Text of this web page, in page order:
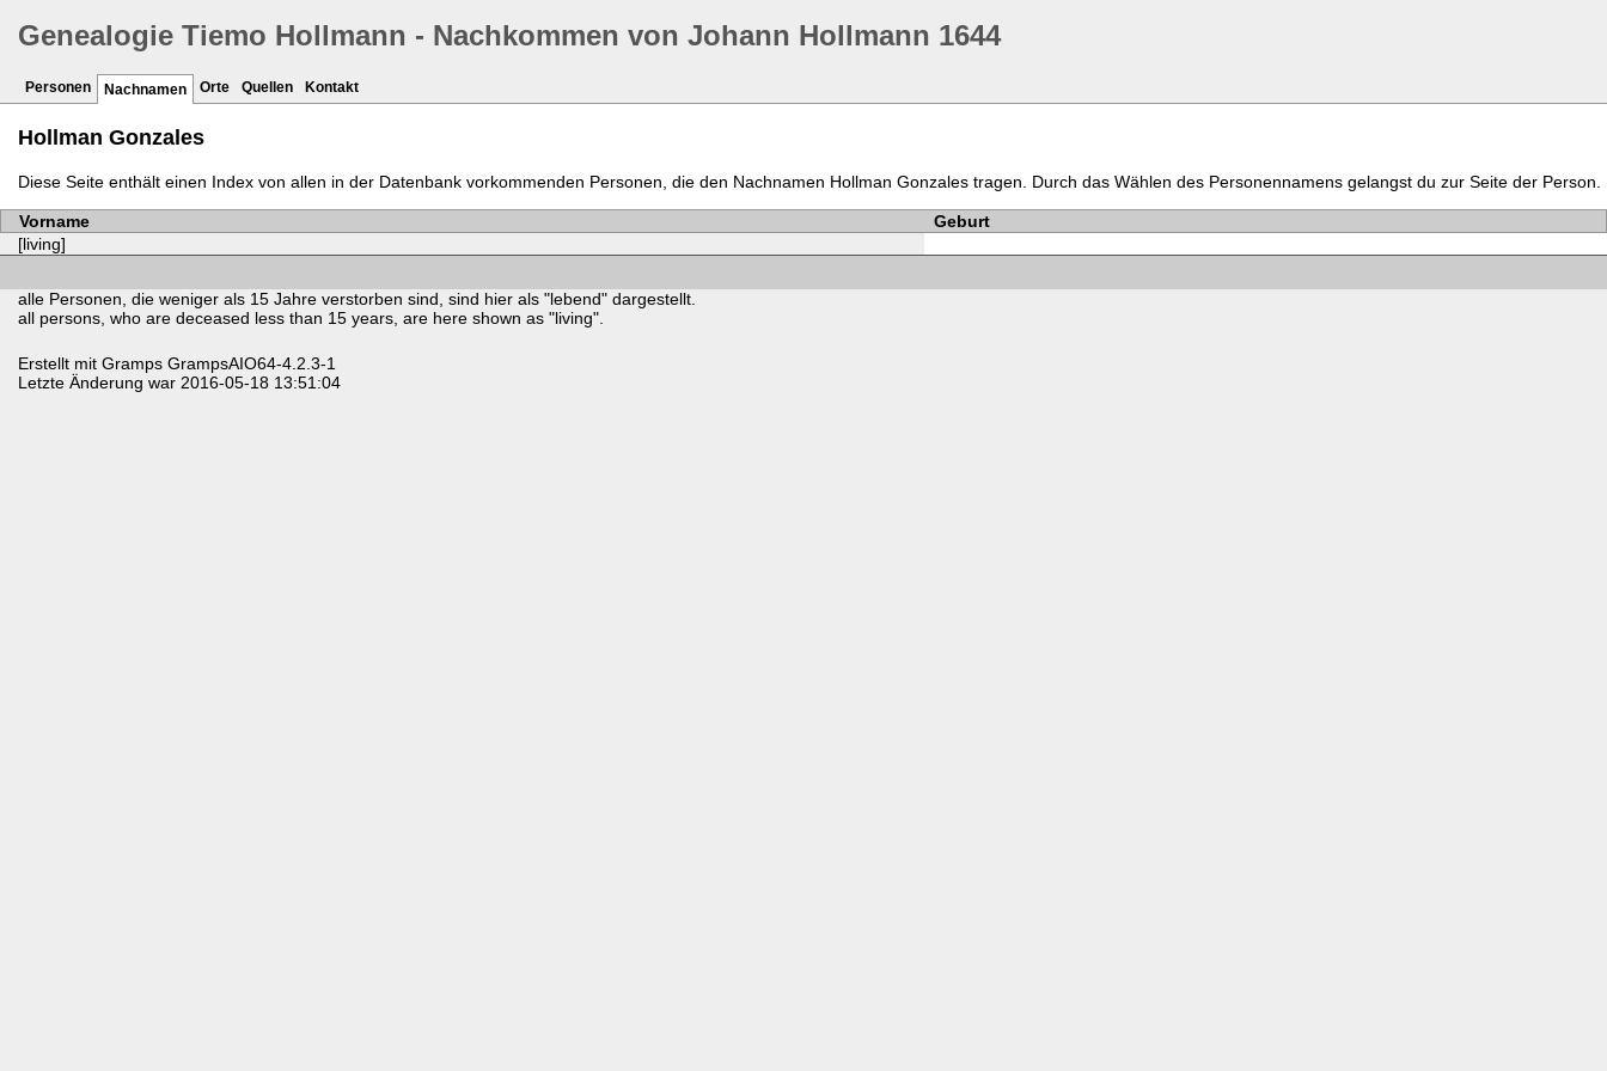
Genealogie Tiemo Hollmann - Nachkommen von Johann Hollmann 1644
Personen Nachnamen Orte Quellen Kontakt
Hollman Gonzales
Diese Seite enthält einen Index von allen in der Datenbank vorkommenden Personen, die den Nachnamen Hollman Gonzales tragen. Durch das Wählen des Personennamens gelangst du zur Seite der Person.
Vorname
Geburt
[living]
alle Personen, die weniger als 15 Jahre verstorben sind, sind hier als "lebend" dargestellt.
all persons, who are deceased less than 15 years, are here shown as "living".
Erstellt mit Gramps GrampsAIO64-4.2.3-1
Letzte Änderung war 2016-05-18 13:51:04